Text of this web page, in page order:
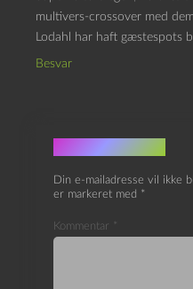
multivers-crossover med
Lodahl har haft gæstespots
Besvar
Skriv et svar
Din e-mailadresse vil ikke
er markeret med *
Kommentar *